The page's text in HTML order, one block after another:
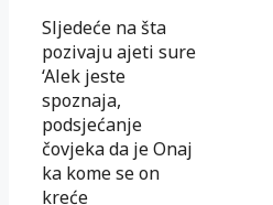
Sljedeće na šta
pozivaju ajeti sure
‘Alek jeste
spoznaja,
podsjećanje
čovjeka da je Onaj
ka kome se on
kreće